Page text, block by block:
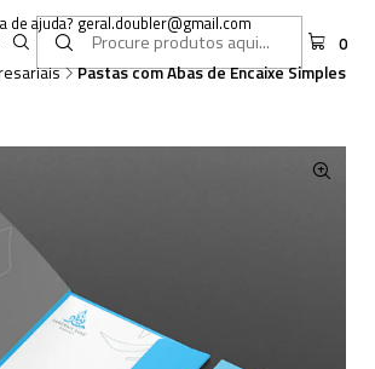
0
de ajuda? geral.doubler@gmail.com
Pastas com Abas de Encaixe Simples